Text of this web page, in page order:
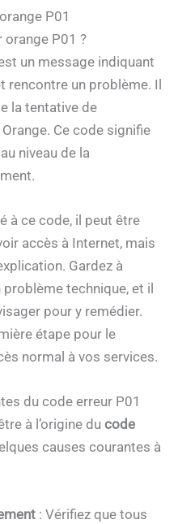
P01
orange P01 ?
un message indiquant
rencontre un problème. Il
la tentative de
Ce code signifie
niveau de la
à ce code, il peut être
accès à Internet, mais
Gardez à
problème technique, et il
pour y remédier.
étape pour le
normal à vos services.
du code erreur P01
à l’origine ducode
causes courantes à
: Vérifiez que tous